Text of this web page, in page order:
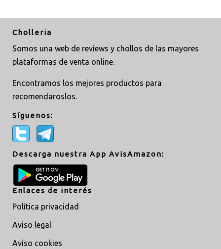
Cholleria
Somos una web de reviews y chollos de las mayores
plataformas de venta online.
Encontramos los mejores productos para
recomendaroslos.
Síguenos:
Descarga nuestra App AvisAmazon:
Enlaces de interés
Política privacidad
Aviso legal
Aviso cookies